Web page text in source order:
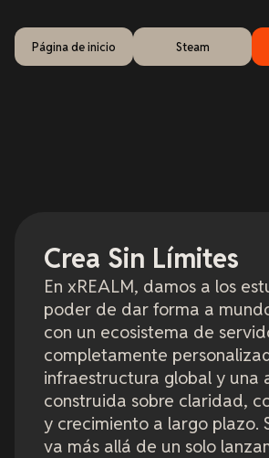
Página de inicio Steam
Crea Sin Límites
En xREALM, damos a los
poder de dar forma a
con un ecosistema de
completamente
infraestructura global y una
construida sobre claridad,
y crecimiento a largo plazo.
va más allá de un solo